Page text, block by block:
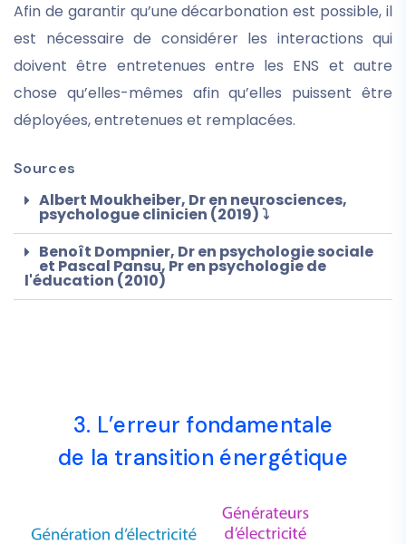
Afin de garantir qu’une décarbonation est possible, il
est nécessaire de considérer les interactions qui
doivent être entretenues entre les ENS et autre
chose qu’elles-mêmes afin qu’elles puissent être
déployées, entretenues et remplacées.
Sources
Albert Moukheiber, Dr en neurosciences,
psychologue clinicien (2019) ⤵
Benoît Dompnier, Dr en psychologie sociale
et Pascal Pansu, Pr en psychologie de
l'éducation (2010)
3. L’erreur fondamentale
de la transition énergétique